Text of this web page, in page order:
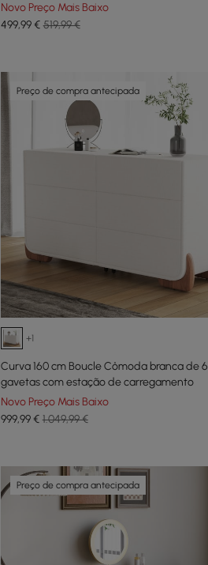
Novo Preço Mais Baixo
499,99€ 519,99 €
Preço de compra antecipada
+1
Curva 160 cm Boucle Cômoda branca de 6
gavetas com estação de carregamento
Novo Preço Mais Baixo
999,99€ 1.049,99 €
Preço de compra antecipada